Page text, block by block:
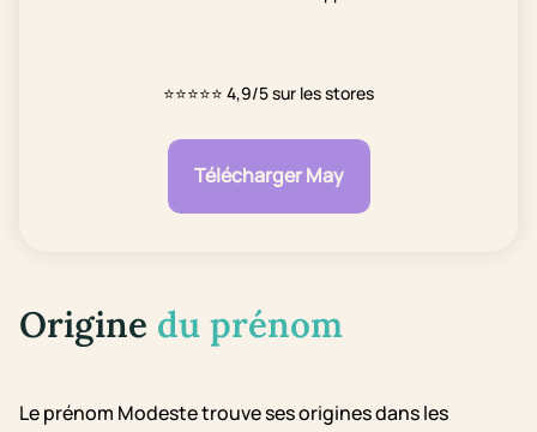
⭐⭐⭐⭐⭐ 4,9/5 sur les stores
Télécharger May
Origine du prénom
Le prénom Modeste trouve ses origines dans les